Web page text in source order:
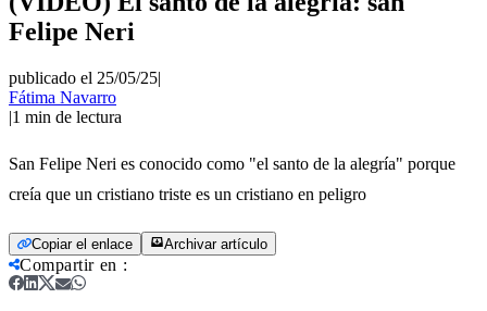
Felipe Neri
publicado el 25/05/25|
Fátima Navarro
|1 min de lectura
San Felipe Neri es conocido como "el santo de la alegría" porque
creía que un cristiano triste es un cristiano en peligro
Copiar el enlace Archivar artículo
Compartir en :